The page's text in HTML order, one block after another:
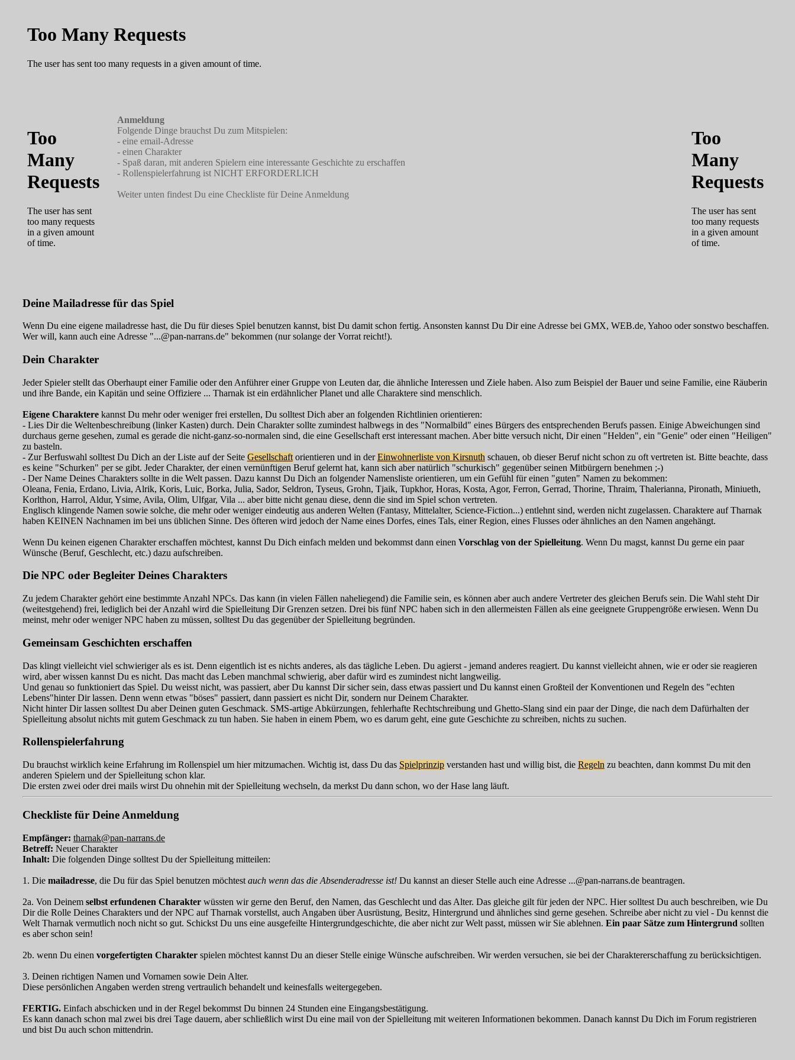
Anmeldung
Folgende Dinge brauchst Du zum Mitspielen:
- eine email-Adresse
- einen Charakter
- Spaß daran, mit anderen Spielern eine interessante Geschichte zu erschaffen
- Rollenspielerfahrung ist NICHT ERFORDERLICH
Weiter unten findest Du eine Checkliste für Deine Anmeldung
Deine Mailadresse für das Spiel
Wenn Du eine eigene mailadresse hast, die Du für dieses Spiel benutzen kannst, bist Du damit schon fertig. Ansonsten kannst Du Dir eine Adresse bei GMX, WEB.de, Yahoo oder sonstwo beschaffen.
Wer will, kann auch eine Adresse "...@pan-narrans.de" bekommen (nur solange der Vorrat reicht!).
Dein Charakter
Jeder Spieler stellt das Oberhaupt einer Familie oder den Anführer einer Gruppe von Leuten dar, die ähnliche Interessen und Ziele haben. Also zum Beispiel der Bauer und seine Familie, eine Räuberin
und ihre Bande, ein Kapitän und seine Offiziere ... Tharnak ist ein erdähnlicher Planet und alle Charaktere sind menschlich.
Eigene Charakterekannst Du mehr oder weniger frei erstellen, Du solltest Dich aber an folgenden Richtlinien orientieren:
- Lies Dir die Weltenbeschreibung (linker Kasten) durch. Dein Charakter sollte zumindest halbwegs in des "Normalbild" eines Bürgers des entsprechenden Berufs passen. Einige Abweichungen sind
durchaus gerne gesehen, zumal es gerade die nicht-ganz-so-normalen sind, die eine Gesellschaft erst interessant machen. Aber bitte versuch nicht, Dir einen "Helden", ein "Genie" oder einen "Heiligen"
zu basteln.
- Zur Berfuswahl solltest Du Dich an der Liste auf der Seite Gesellschaftorientieren und in derEinwohnerliste von Kirsnuth schauen, ob dieser Beruf nicht schon zu oft vertreten ist. Bitte beachte, dass
es keine "Schurken" per se gibt. Jeder Charakter, der einen vernünftigen Beruf gelernt hat, kann sich aber natürlich "schurkisch" gegenüber seinen Mitbürgern benehmen ;-)
- Der Name Deines Charakters sollte in die Welt passen. Dazu kannst Du Dich an folgender Namensliste orientieren, um ein Gefühl für einen "guten" Namen zu bekommen:
Oleana, Fenia, Erdano, Livia, Alrik, Koris, Luic, Borka, Julia, Sador, Seldron, Tyseus, Grohn, Tjaik, Tupkhor, Horas, Kosta, Agor, Ferron, Gerrad, Thorine, Thraim, Thalerianna, Pironath, Miniueth,
Korlthon, Harrol, Aldur, Ysime, Avila, Olim, Ulfgar, Vila ... aber bitte nicht genau diese, denn die sind im Spiel schon vertreten.
Englisch klingende Namen sowie solche, die mehr oder weniger eindeutig aus anderen Welten (Fantasy, Mittelalter, Science-Fiction...) entlehnt sind, werden nicht zugelassen. Charaktere auf Tharnak
haben KEINEN Nachnamen im bei uns üblichen Sinne. Des öfteren wird jedoch der Name eines Dorfes, eines Tals, einer Region, eines Flusses oder ähnliches an den Namen angehängt.
Wenn Du keinen eigenen Charakter erschaffen möchtest, kannst Du Dich einfach melden und bekommst dann einen Vorschlag von der Spielleitung. Wenn Du magst, kannst Du gerne ein paar
Wünsche (Beruf, Geschlecht, etc.) dazu aufschreiben.
Die NPC oder Begleiter Deines Charakters
Zu jedem Charakter gehört eine bestimmte Anzahl NPCs. Das kann (in vielen Fällen naheliegend) die Familie sein, es können aber auch andere Vertreter des gleichen Berufs sein. Die Wahl steht Dir
(weitestgehend) frei, lediglich bei der Anzahl wird die Spielleitung Dir Grenzen setzen. Drei bis fünf NPC haben sich in den allermeisten Fällen als eine geeignete Gruppengröße erwiesen. Wenn Du
meinst, mehr oder weniger NPC haben zu müssen, solltest Du das gegenüber der Spielleitung begründen.
Gemeinsam Geschichten erschaffen
Das klingt vielleicht viel schwieriger als es ist. Denn eigentlich ist es nichts anderes, als das tägliche Leben. Du agierst - jemand anderes reagiert. Du kannst vielleicht ahnen, wie er oder sie reagieren
wird, aber wissen kannst Du es nicht. Das macht das Leben manchmal schwierig, aber dafür wird es zumindest nicht langweilig.
Und genau so funktioniert das Spiel. Du weisst nicht, was passiert, aber Du kannst Dir sicher sein, dass etwas passiert und Du kannst einen Großteil der Konventionen und Regeln des "echten
Lebens"hinter Dir lassen. Denn wenn etwas "böses" passiert, dann passiert es nicht Dir, sondern nur Deinem Charakter.
Nicht hinter Dir lassen solltest Du aber Deinen guten Geschmack. SMS-artige Abkürzungen, fehlerhafte Rechtschreibung und Ghetto-Slang sind ein paar der Dinge, die nach dem Dafürhalten der
Spielleitung absolut nichts mit gutem Geschmack zu tun haben. Sie haben in einem Pbem, wo es darum geht, eine gute Geschichte zu schreiben, nichts zu suchen.
Rollenspielerfahrung
Du brauchst wirklich keine Erfahrung im Rollenspiel um hier mitzumachen. Wichtig ist, dass Du das Spielprinzipverstanden hast und willig bist, die Regeln zu beachten, dann kommst Du mit den
anderen Spielern und der Spielleitung schon klar.
Die ersten zwei oder drei mails wirst Du ohnehin mit der Spielleitung wechseln, da merkst Du dann schon, wo der Hase lang läuft.
Checkliste für Deine Anmeldung
Empfänger: tharnak@pan-narrans.de
Betreff: Neuer Charakter
Inhalt: Die folgenden Dinge solltest Du der Spielleitung mitteilen:
1. Die mailadresse, die Du für das Spiel benutzen möchtest auch wenn das die Absenderadresse ist!Du kannst an dieser Stelle auch eine Adresse ...@pan-narrans.de beantragen.
2a. Von Deinem selbst erfundenen Charakterwüssten wir gerne den Beruf, den Namen, das Geschlecht und das Alter. Das gleiche gilt für jeden der NPC. Hier solltest Du auch beschreiben, wie Du
Dir die Rolle Deines Charakters und der NPC auf Tharnak vorstellst, auch Angaben über Ausrüstung, Besitz, Hintergrund und ähnliches sind gerne gesehen. Schreibe aber nicht zu viel - Du kennst die
Welt Tharnak vermutlich noch nicht so gut. Schickst Du uns eine ausgefeilte Hintergrundgeschichte, die aber nicht zur Welt passt, müssen wir Sie ablehnen. Ein paar Sätze zum Hintergrund sollten
es aber schon sein!
2b. wenn Du einen vorgefertigten Charakterspielen möchtest kannst Du an dieser Stelle einige Wünsche aufschreiben. Wir werden versuchen, sie bei der Charaktererschaffung zu berücksichtigen.
3. Deinen richtigen Namen und Vornamen sowie Dein Alter.
Diese persönlichen Angaben werden streng vertraulich behandelt und keinesfalls weitergegeben.
FERTIG.Einfach abschicken und in der Regel bekommst Du binnen 24 Stunden eine Eingangsbestätigung.
Es kann danach schon mal zwei bis drei Tage dauern, aber schließlich wirst Du eine mail von der Spielleitung mit weiteren Informationen bekommen. Danach kannst Du Dich im Forum registrieren
und bist Du auch schon mittendrin.